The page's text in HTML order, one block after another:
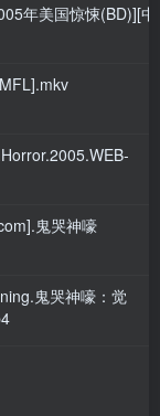
年美国惊悚(BD)][中
鬼哭神嚎
鬼哭神嚎：觉